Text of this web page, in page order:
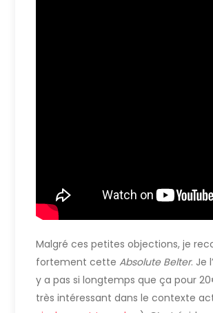
Malgré ces petites objections, je
fortement cetteAbsolute Belter. Je
y a pas si longtemps que ça pour
très intéressant dans le contexte